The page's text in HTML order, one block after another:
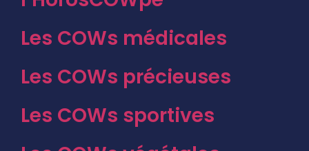
Les COWs médicales
Les COWs précieuses
Les COWs sportives